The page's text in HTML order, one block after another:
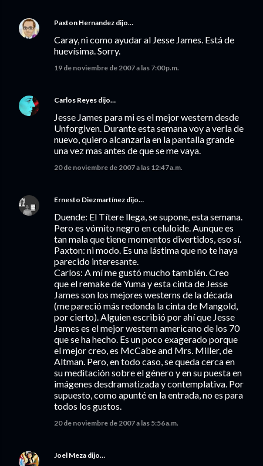
Paxton Hernandez dijo…
Caray, ni como ayudar al Jesse James. Está de
huevísima. Sorry.
19 de noviembre de 2007 a las 7:00 p.m.
Carlos Reyes dijo…
Jesse James para mi es el mejor western desde
Unforgiven. Durante esta semana voy a verla de
nuevo, quiero alcanzarla en la pantalla grande
una vez mas antes de que se me vaya.
20 de noviembre de 2007 a las 12:47 a.m.
Ernesto Diezmartínez dijo…
Duende: El Títere llega, se supone, esta semana.
Pero es vómito negro en celuloide. Aunque es
tan mala que tiene momentos divertidos, eso sí.
Paxton: ni modo. Es una lástima que no te haya
parecido interesante.
Carlos: A mí me gustó mucho también. Creo
que el remake de Yuma y esta cinta de Jesse
James son los mejores westerns de la década
(me pareció más redonda la cinta de Mangold,
por cierto). Alguien escribió por ahí que Jesse
James es el mejor western americano de los 70
que se ha hecho. Es un poco exagerado porque
el mejor creo, es McCabe and Mrs. Miller, de
Altman. Pero, en todo caso, se queda cerca en
su meditación sobre el género y en su puesta en
imágenes desdramatizada y contemplativa. Por
supuesto, como apunté en la entrada, no es para
todos los gustos.
20 de noviembre de 2007 a las 5:56 a.m.
Joel Meza dijo…